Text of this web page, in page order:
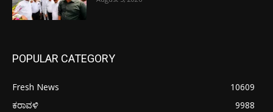
POPULAR CATEGORY
Fresh News
10609
ಕರಾವಳಿ
9988